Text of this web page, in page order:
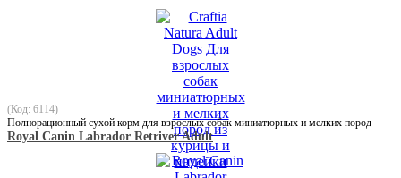
(Код: 6114)
Полнорационный сухой корм для взрослых собак миниатюрных и мелких пород
Royal Canin Labrador Retriver Adult